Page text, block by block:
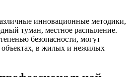
инновационные методики,
туман, местное распыление.
безопасности, могут
объектах, в жилых и нежилых